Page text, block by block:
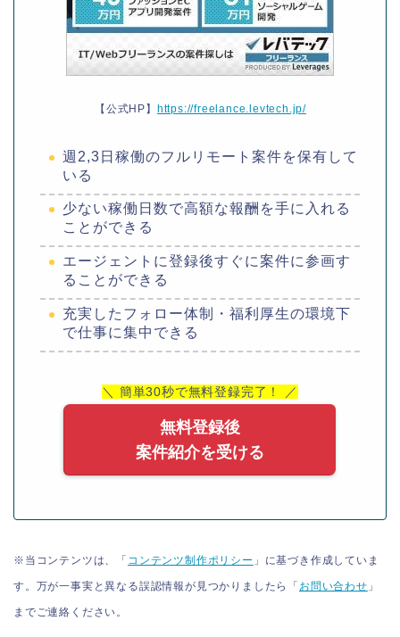
【公式HP】 https://freelance.levtech.jp/
週2,3日稼働のフルリモート案件を保有して
いる
少ない稼働日数で高額な報酬を手に入れる
ことができる
エージェントに登録後すぐに案件に参画す
ることができる
充実したフォロー体制・福利厚生の環境下
で仕事に集中できる
＼ 簡単30秒で無料登録完了！ ／
無料登録後
案件紹介を受ける
※当コンテンツは、「 コンテンツ制作ポリシー 」に基づき作成していま
す。万が一事実と異なる誤認情報が見つかりましたら「 お問い合わせ 」
までご連絡ください。